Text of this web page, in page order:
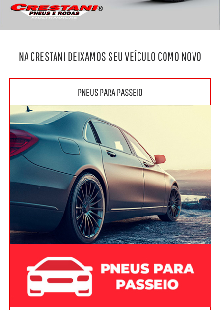
NA CRESTANI DEIXAMOS SEU VEÍCULO COMO NOVO
PNEUS PARA PASSEIO